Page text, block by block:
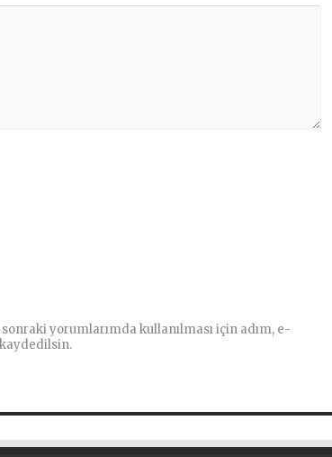
sonraki yorumlarımda kullanılması için adım, e-